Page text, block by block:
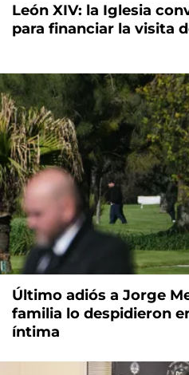
León XIV: la Iglesia
para financiar la visita
Último adiós a Jorge
familia lo despidieron
íntima